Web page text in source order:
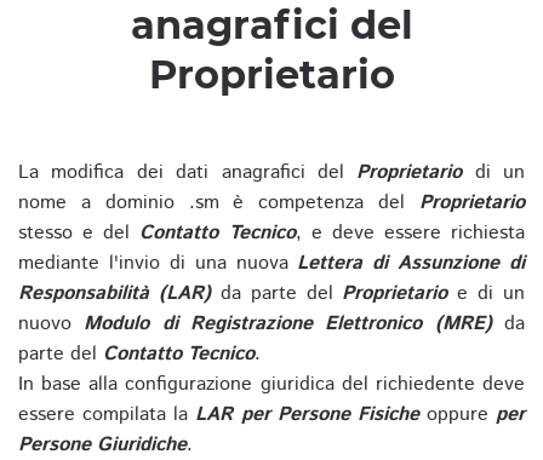
anagrafici del
Proprietario
La modifica dei dati anagrafici del Proprietariodi un
nome a dominio .sm è competenza del Proprietario
stesso e del Contatto Tecnico, e deve essere richiesta
mediante l'invio di una nuova Lettera di Assunzione di
Responsabilità (LAR)da parte del Proprietarioe di un
nuovo Modulo di Registrazione Elettronico (MRE)da
parte del Contatto Tecnico.
In base alla configurazione giuridica del richiedente deve
essere compilata la LAR per Persone Fisicheoppure per
Persone Giuridiche.